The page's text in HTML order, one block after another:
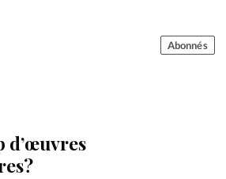
c’est s’impliquer
terrain.
Abonnés
d’œuvres